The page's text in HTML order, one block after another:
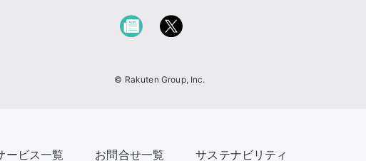
© Rakuten Group, Inc.
ービス一覧 お問合せ一覧 サステナビリティ